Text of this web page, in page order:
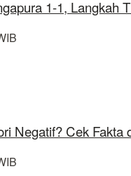
1-1, Langkah
Negatif? Cek Fakta